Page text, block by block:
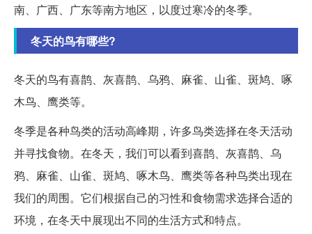
南、广西、广东等南方地区，以度过寒冷的冬季。
冬天的鸟有哪些?
冬天的鸟有喜鹊、灰喜鹊、乌鸦、麻雀、山雀、斑鸠、啄
木鸟、鹰类等。
冬季是各种鸟类的活动高峰期，许多鸟类选择在冬天活动
并寻找食物。在冬天，我们可以看到喜鹊、灰喜鹊、乌
鸦、麻雀、山雀、斑鸠、啄木鸟、鹰类等各种鸟类出现在
我们的周围。它们根据自己的习性和食物需求选择合适的
环境，在冬天中展现出不同的生活方式和特点。